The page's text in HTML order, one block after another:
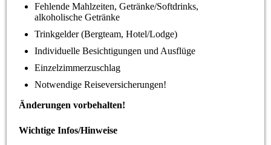
Fehlende Mahlzeiten, Getränke/Softdrinks,
alkoholische Getränke
Trinkgelder (Bergteam, Hotel/Lodge)
Individuelle Besichtigungen und Ausflüge
Einzelzimmerzuschlag
Notwendige Reiseversicherungen!
Änderungen vorbehalten!
Wichtige Infos/Hinweise